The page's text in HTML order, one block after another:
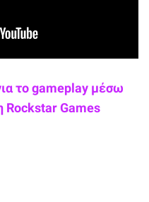
το gameplay μέσω
Rockstar Games